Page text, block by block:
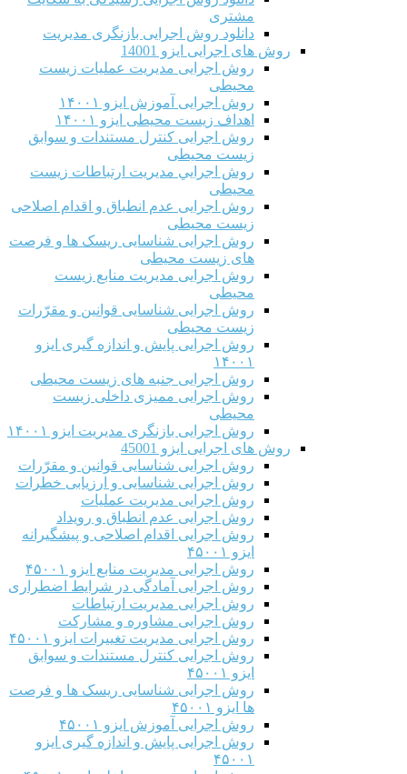
مشتری
دانلود روش اجرایی بازنگری مدیریت
روش های اجرایی ایزو 14001
روش اجرایی مدیریت عملیات زیست
محیطی
روش اجرایی آموزش ایزو ۱۴۰۰۱
اهداف زیست محیطی ایزو ۱۴۰۰۱
روش اجرایی کنترل مستندات و سوابق
زیست محیطی
روش اجرايي مدیریت ارتباطات زیست
محیطی
روش اجرایی عدم انطباق و اقدام اصلاحی
زیست محیطی
روش اجرایی شناسایی ریسک ها و فرصت
های زیست محیطی
روش اجرایی مدیریت منابع زیست
محیطی
روش اجرایی شناسایی قوانین و مقرّرات
زیست محیطی
روش اجرایی پایش و اندازه گیری ایزو
۱۴۰۰۱
روش اجرایی جنبه های زیست محیطی
روش اجرایی ممیزی داخلی زیست
محیطی
روش اجرایی بازنگری مدیریت ایزو ۱۴۰۰۱
روش های اجرایی ایزو 45001
روش اجرایی شناسایی قوانین و مقرّرات
روش اجرایی شناسایی و ارزیابی خطرات
روش اجرایی مدیریت عملیات
روش اجرایی عدم انطباق و رویداد
روش اجرایی اقدام اصلاحی و پیشگیرانه
ایزو ۴۵۰۰۱
روش اجرایی مدیریت منابع ایزو ۴۵۰۰۱
روش اجرایی آمادگی در شرایط اضطراری
روش اجرایی مدیریت ارتباطات
روش اجرایی مشاوره و مشارکت
روش اجرایی مدیریت تغییرات ایزو ۴۵۰۰۱
روش اجرایی کنترل مستندات و سوابق
ایزو ۴۵۰۰۱
روش اجرایی شناسایی ریسک ها و فرصت
ها ایزو ۴۵۰۰۱
روش اجرایی آموزش ایزو ۴۵۰۰۱
روش اجرایی پایش و اندازه گیری ایزو
۴۵۰۰۱